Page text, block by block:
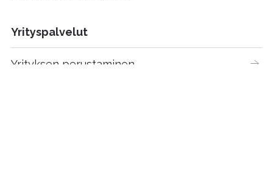
Yrityspalvelut
Yrityksen perustaminen